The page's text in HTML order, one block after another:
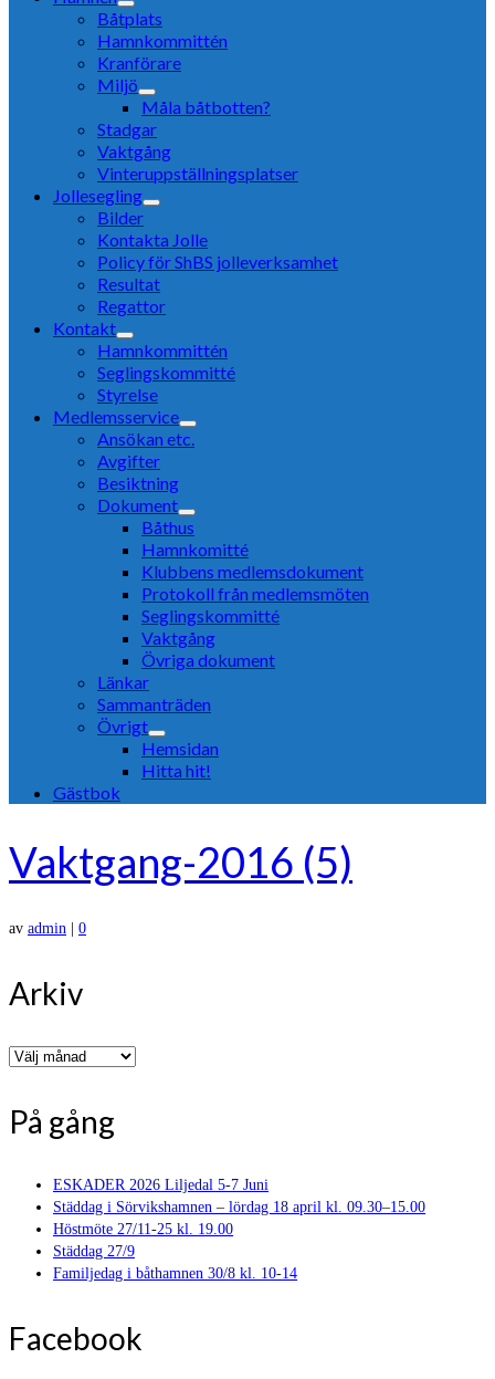
Båtplats
Hamnkommittén
Kranförare
Miljö
Måla båtbotten?
Stadgar
Vaktgång
Vinteruppställningsplatser
Jollesegling
Bilder
Kontakta Jolle
Policy för ShBS jolleverksamhet
Resultat
Regattor
Kontakt
Hamnkommittén
Seglingskommitté
Styrelse
Medlemsservice
Ansökan etc.
Avgifter
Besiktning
Dokument
Båthus
Hamnkomitté
Klubbens medlemsdokument
Protokoll från medlemsmöten
Seglingskommitté
Vaktgång
Övriga dokument
Länkar
Sammanträden
Övrigt
Hemsidan
Hitta hit!
Gästbok
Vaktgang-2016 (5)
av admin 0
Arkiv
Arkiv
På gång
ESKADER 2026 Liljedal 5-7 Juni
Städdag i Sörvikshamnen – lördag 18 april kl. 09.30–15.00
Höstmöte 27/11-25 kl. 19.00
Städdag 27/9
Familjedag i båthamnen 30/8 kl. 10-14
Facebook